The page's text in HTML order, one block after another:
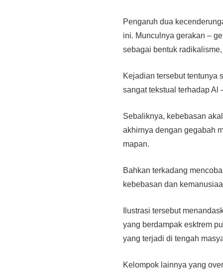
Pengaruh dua
ini. Munculnya gerakan –
sebagai bentuk
Kejadian tersebut tentunya
sangat tekstual terhadap Al
Sebaliknya, kebebasan
akhirnya dengan gegabah
mapan.
Bahkan terkadang
kebebasan dan
Ilustrasi tersebut
yang berdampak esktrem
yang terjadi di tengah
Kelompok lainnya yang